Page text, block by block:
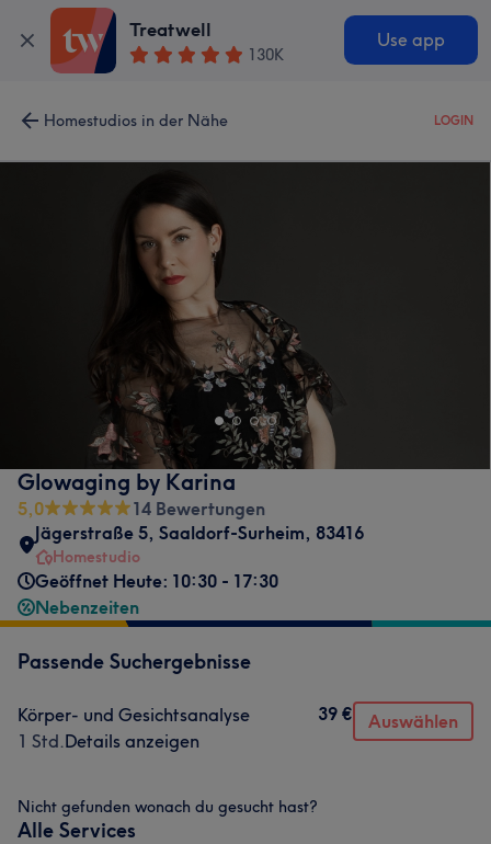
Treatwell
130K
Use app
Homestudios in der Nähe LOGIN
Glowaging by Karina
5,0
14 Bewertungen
Jägerstraße 5, Saaldorf-Surheim, 83416
Homestudio
Geöffnet Heute: 10:30 - 17:30
Nebenzeiten
Passende Suchergebnisse
Körper- und Gesichtsanalyse
1 Std.Details anzeigen
39 € Auswählen
Nicht gefunden wonach du gesucht hast?
Alle Services